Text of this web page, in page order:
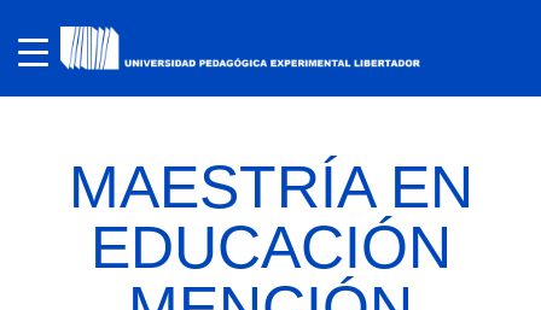
MAESTRÍA EN
EDUCACIÓN